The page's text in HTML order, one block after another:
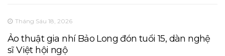
Tháng Sáu 18, 2026
Ảo thuật gia nhí Bảo Long đón tuổi 15, dàn nghệ
sĩ Việt hội ngộ